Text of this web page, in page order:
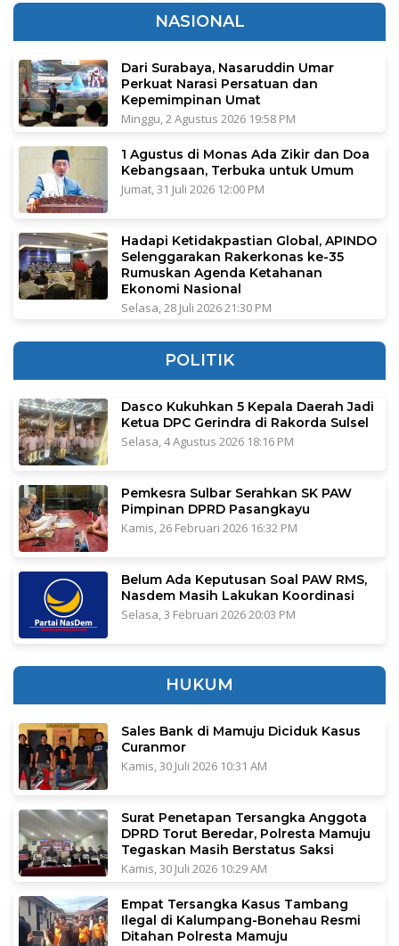
NASIONAL
Dari Surabaya, Nasaruddin Umar
Perkuat Narasi Persatuan dan
Kepemimpinan Umat
Minggu, 2 Agustus 2026 19:58 PM
1 Agustus di Monas Ada Zikir dan Doa
Kebangsaan, Terbuka untuk Umum
Jumat, 31 Juli 2026 12:00 PM
Hadapi Ketidakpastian Global, APINDO
Selenggarakan Rakerkonas ke-35
Rumuskan Agenda Ketahanan
Ekonomi Nasional
Selasa, 28 Juli 2026 21:30 PM
POLITIK
Dasco Kukuhkan 5 Kepala Daerah Jadi
Ketua DPC Gerindra di Rakorda Sulsel
Selasa, 4 Agustus 2026 18:16 PM
Pemkesra Sulbar Serahkan SK PAW
Pimpinan DPRD Pasangkayu
Kamis, 26 Februari 2026 16:32 PM
Belum Ada Keputusan Soal PAW RMS,
Nasdem Masih Lakukan Koordinasi
Selasa, 3 Februari 2026 20:03 PM
HUKUM
Sales Bank di Mamuju Diciduk Kasus
Curanmor
Kamis, 30 Juli 2026 10:31 AM
Surat Penetapan Tersangka Anggota
DPRD Torut Beredar, Polresta Mamuju
Tegaskan Masih Berstatus Saksi
Kamis, 30 Juli 2026 10:29 AM
Empat Tersangka Kasus Tambang
Ilegal di Kalumpang-Bonehau Resmi
Ditahan Polresta Mamuju